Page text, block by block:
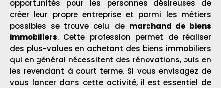
opportunités pour les personnes désireuses de
créer leur propre entreprise et parmi les métiers
possibles se trouve celui de marchand de biens
immobiliers. Cette profession permet de réaliser
des plus-values en achetant des biens immobiliers
qui en général nécessitent des rénovations, puis en
les revendant à court terme. Si vous envisagez de
vous lancer dans cette activité, il est essentiel de